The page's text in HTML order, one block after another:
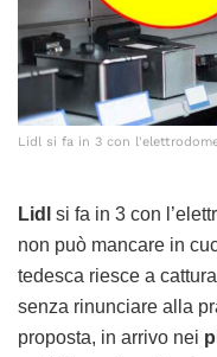
Lidl si fa in 3 con
Lidl
si fa in 3 con
non può mancare in
tedesca riesce a
senza rinunciare alla
proposta, in arrivo nei